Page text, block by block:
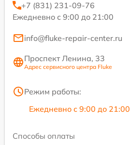
+7 (831) 231-09-76
Ежедневно с 9:00 до 21:00
info@fluke-repair-center.ru
Проспект Ленина, 33
Адрес сервисного центра Fluke
Режим работы:
Ежедневно с 9:00 до 21:00
Способы оплаты